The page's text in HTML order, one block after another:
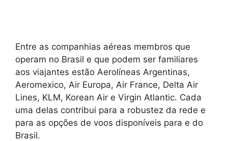
Entre as companhias aéreas membros que
operam no Brasil e que podem ser familiares
aos viajantes estão Aerolíneas Argentinas,
Aeromexico, Air Europa, Air France, Delta Air
Lines, KLM, Korean Air e Virgin Atlantic. Cada
uma delas contribui para a robustez da rede e
para as opções de voos disponíveis para e do
Brasil.